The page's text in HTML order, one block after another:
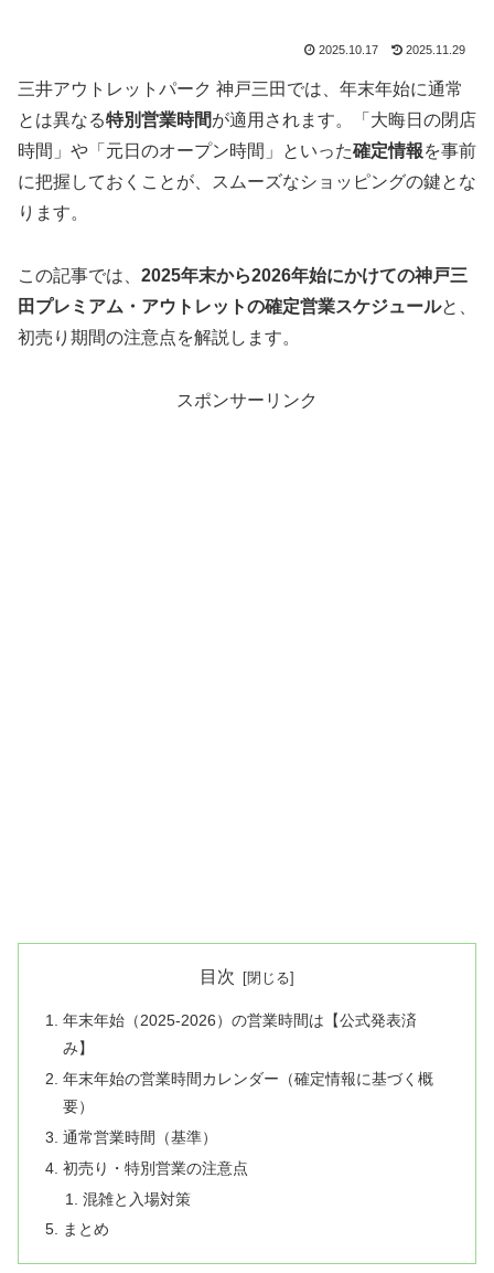
2025.10.17 2025.11.29
三井アウトレットパーク 神戸三田では、年末年始に通常
とは異なる特別営業時間が適用されます。「大晦日の閉店
時間」や「元日のオープン時間」といった確定情報を事前
に把握しておくことが、スムーズなショッピングの鍵とな
ります。
この記事では、 2025年末から2026年始にかけての神戸三
田プレミアム・アウトレットの確定営業スケジュールと、
初売り期間の注意点を解説します。
スポンサーリンク
目次
年末年始（2025-2026）の営業時間は【公式発表済
み】
年末年始の営業時間カレンダー（確定情報に基づく概
要）
通常営業時間（基準）
初売り・特別営業の注意点
混雑と入場対策
まとめ